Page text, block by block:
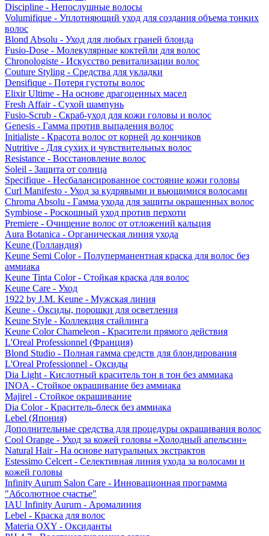
Discipline - Непослушные волосы
Volumifique - Уплотняющий уход для создания объема тонких
волос
Blond Absolu - Уход для любых граней блонда
Fusio-Dose - Молекулярные коктейли для волос
Chronologiste - Искусство ревитализации волос
Couture Styling - Средства для укладки
Densifique - Потеря густоты волос
Elixir Ultime - На основе драгоценных масел
Fresh Affair - Сухой шампунь
Fusio-Scrub - Скраб-уход для кожи головы и волос
Genesis - Гамма против выпадения волос
Initialiste - Красота волос от корней до кончиков
Nutritive - Для сухих и чувствительных волос
Resistance - Восстановление волос
Soleil - Защита от солнца
Specifique - Несбалансированное состояние кожи головы
Curl Manifesto - Уход за кудрявыми и вьющимися волосами
Chroma Absolu - Гамма ухода для защиты окрашенных волос
Symbiose - Роскошный уход против перхоти
Premiere - Очищение волос от отложений кальция
Aura Botanica - Органическая линия ухода
Keune (Голландия)
Keune Semi Color - Полуперманентная краска для волос без
аммиака
Keune Tinta Color - Стойкая краска для волос
Keune Care - Уход
1922 by J.M. Keune - Мужская линия
Keune - Оксиды, порошки для осветления
Keune Style - Коллекция стайлинга
Keune Color Chameleon - Красители прямого действия
L'Oreal Professionnel (Франция)
Blond Studio - Полная гамма средств для блондирования
L'Oreal Professionnel - Оксиды
Dia Light - Кислотный краситель тон в тон без аммиака
INOA - Стойкое окрашивание без аммиака
Majirel - Стойкое окрашивание
Dia Color - Краситель-блеск без аммиака
Lebel (Япония)
Дополнительные средства для процедуры окрашивания волос
Cool Orange - Уход за кожей головы «Холодный апельсин»
Natural Hair - На основе натуральных экстрактов
Estessimo Celcert - Селективная линия ухода за волосами и
кожей головы
Infinity Aurum Salon Care - Инновационная программа
"Абсолютное счастье"
IAU Infinity Aurum - Аромалиния
Lebel - Краска для волос
Materia OXY - Оксиданты